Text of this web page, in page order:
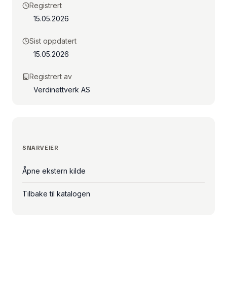
Registrert
15.05.2026
Sist oppdatert
15.05.2026
Registrert av
Verdinettverk AS
SNARVEIER
Åpne ekstern kilde
Tilbake til katalogen